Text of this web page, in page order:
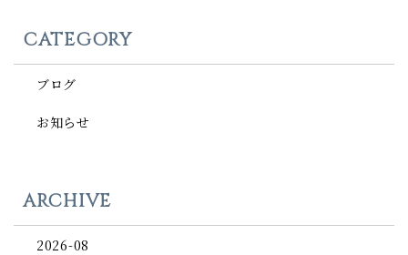
CATEGORY
ブログ
お知らせ
ARCHIVE
2026-08